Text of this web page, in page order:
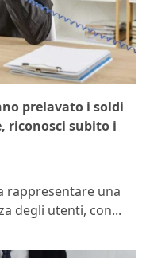
prelavato i soldi
riconosci subito i
rappresentare una
degli utenti, con...